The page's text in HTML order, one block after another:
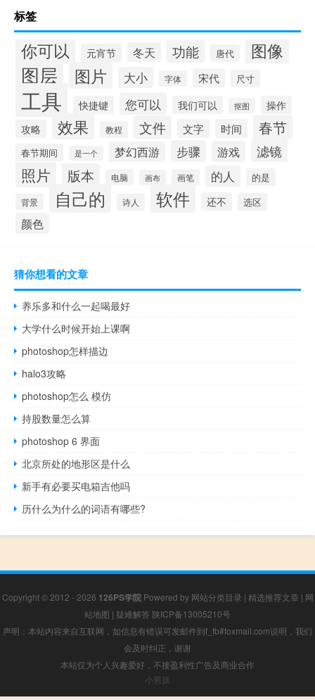
标签
你可以 元宵节 冬天 功能 唐代 图像
图层 图片 大小 字体 宋代 尺寸
工具 快捷键 您可以 我们可以 抠图
操作
攻略
效果 教程 文件 文字 时间 春节
春节期间 是一个 梦幻西游 步骤 游戏 滤镜
照片 版本 电脑 画布 画笔 的人 的是
背景 自己的 诗人 软件 还不 选区
颜色
猜你想看的文章
养乐多和什么一起喝最好
大学什么时候开始上课啊
photoshop怎样描边
halo3攻略
photoshop怎么 模仿
持股数量怎么算
photoshop 6 界面
北京所处的地形区是什么
新手有必要买电箱吉他吗
历什么为什么的词语有哪些?
Copyright © 2012 - 2026 126PS学院Powered by 网站分类目录 | 精选推荐文章 | 网
站地图 | 疑难解答 陕ICP备13005210号
声明：本站内容来自互联网，如信息有错误可发邮件到f_fb#foxmail.com说明，我们
会及时纠正，谢谢
本站仅为个人兴趣爱好，不接盈利性广告及商业合作
小男孩